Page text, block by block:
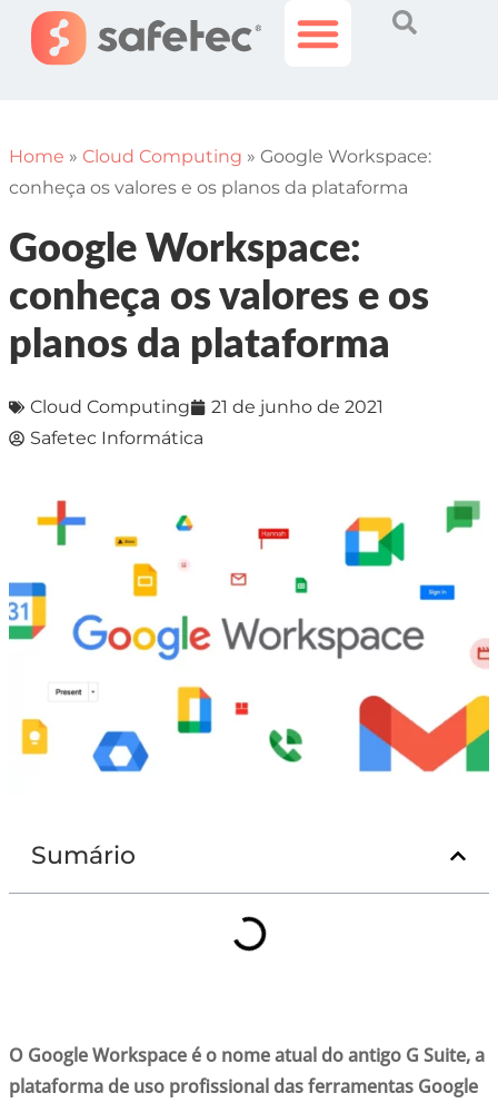
Home » Cloud Computing » Google Workspace:
conheça os valores e os planos da plataforma
Google Workspace:
conheça os valores e os
planos da plataforma
Cloud Computing
21 de junho de 2021
Safetec Informática
Sumário
O Google Workspace é o nome atual do antigo G Suite, a
plataforma de uso profissional das ferramentas Google